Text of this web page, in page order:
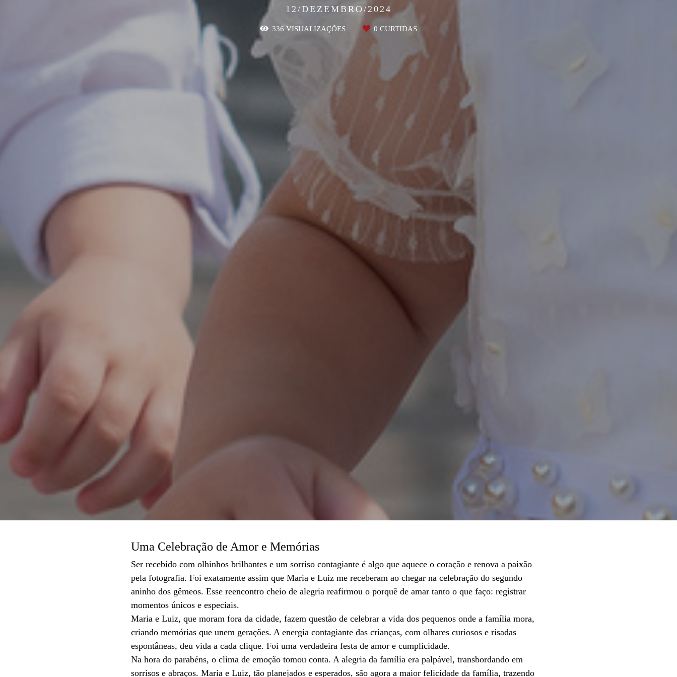
12/DEZEMBRO/2024
336 VISUALIZAÇÕES 0 CURTIDAS
Uma Celebração de Amor e Memórias
Ser recebido com olhinhos brilhantes e um sorriso contagiante é algo que aquece o coração e renova a paixão
pela fotografia. Foi exatamente assim que Maria e Luiz me receberam ao chegar na celebração do segundo
aninho dos gêmeos. Esse reencontro cheio de alegria reafirmou o porquê de amar tanto o que faço: registrar
momentos únicos e especiais.
Maria e Luiz, que moram fora da cidade, fazem questão de celebrar a vida dos pequenos onde a família mora,
criando memórias que unem gerações. A energia contagiante das crianças, com olhares curiosos e risadas
espontâneas, deu vida a cada clique. Foi uma verdadeira festa de amor e cumplicidade.
Na hora do parabéns, o clima de emoção tomou conta. A alegria da família era palpável, transbordando em
sorrisos e abraços. Maria e Luiz, tão planejados e esperados, são agora a maior felicidade da família, trazendo